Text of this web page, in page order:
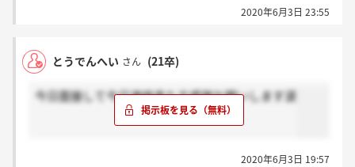
2020年6月3日 23:55
とうでんへい さん (21卒)
今日面接して今日連絡来た方感謝お願いします涙
2020年6月3日 19:57